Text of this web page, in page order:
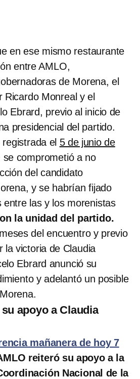
en ese mismo restaurante
entre AMLO,
de Morena, el
Ricardo Monreal y el
Ebrard, previo al inicio de
presidencial del partido.
el 5 de junio de
se comprometió a no
del candidato
y se habrían fijado
entre las y los morenistas
la unidad del partido.
del encuentro y previo
la victoria de Claudia
Ebrard anunció su
y adelantó un posible
apoyo a Claudia
mañanera de hoy 7
reiteró su apoyo a la
Nacional de la